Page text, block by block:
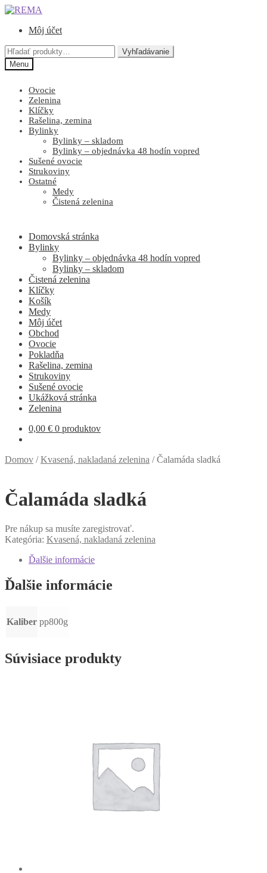
Preskočiť
navigáciu
Preskočiť
obsah
Môj účet
Hľadať:
Vyhľadávanie
Menu
Ovocie
Zelenina
Klíčky
Rašelina, zemina
Bylinky
Bylinky – skladom
Bylinky – objednávka 48 hodín vopred
Sušené ovocie
Strukoviny
Ostatné
Medy
Čistená zelenina
Domovská stránka
Bylinky
Bylinky – objednávka 48 hodín vopred
Bylinky – skladom
Čistená zelenina
Klíčky
Košík
Medy
Môj účet
Obchod
Ovocie
Pokladňa
Rašelina, zemina
Strukoviny
Sušené ovocie
Ukážková stránka
Zelenina
0,00 € 0 produktov
Domov /Kvasená, nakladaná zelenina /Čalamáda sladká
Čalamáda sladká
Pre nákup sa musíte zaregistrovať.
Kategória: Kvasená, nakladaná zelenina
Ďalšie informácie
Ďalšie informácie
Kaliber pp800g
Súvisiace produkty